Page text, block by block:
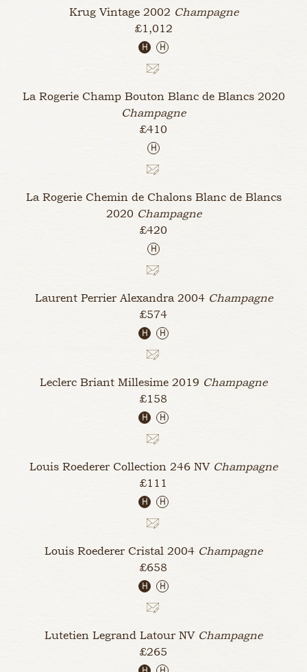
Krug Vintage 2002 Champagne
£1,012
H H
La Rogerie Champ Bouton Blanc de Blancs 2020
Champagne
£410
H
La Rogerie Chemin de Chalons Blanc de Blancs
2020 Champagne
£420
H
Laurent Perrier Alexandra 2004 Champagne
£574
H H
Leclerc Briant Millesime 2019 Champagne
£158
H H
Louis Roederer Collection 246 NV Champagne
£111
H H
Louis Roederer Cristal 2004 Champagne
£658
H H
Lutetien Legrand Latour NV Champagne
£265